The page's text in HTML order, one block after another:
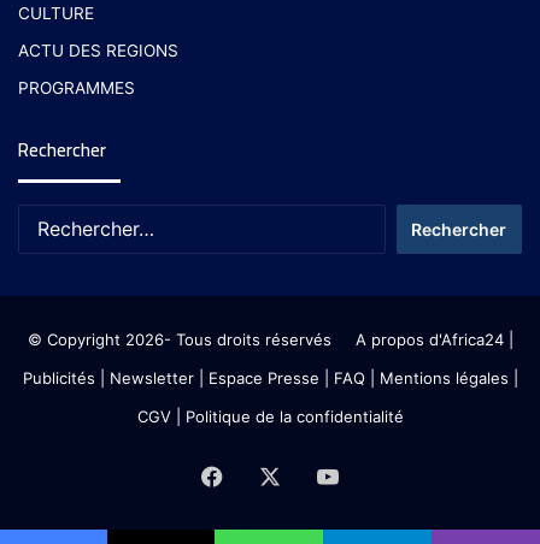
CULTURE
ACTU DES REGIONS
PROGRAMMES
Rechercher
© Copyright 2026- Tous droits réservés A propos d'Africa24|
Publicités
Newsletter| Espace Presse | FAQ | Mentions légales
CGV| Politique de la confidentialité